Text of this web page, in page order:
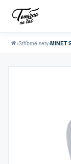
›Stříbrné sety›MINET